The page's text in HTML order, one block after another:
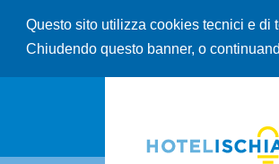
Questo sito utilizza cookies tecnici e
Chiudendo questo banner, o